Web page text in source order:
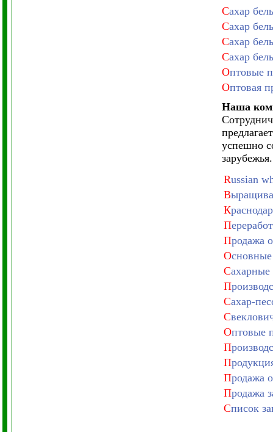
Сахар
Сахар
Сахар
Сахар
Оптовые
Оптовая
Наша
успешно
зарубежья.
Russian
В
К
П
Продажа
Основные
Сахарные
П
Сахар-
С
Оптовые
П
П
Продажа
Продажа
Список